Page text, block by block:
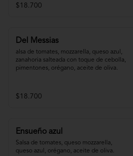
$18.700
Del Messias
alsa de tomates, mozzarella, queso azul,
zanahoria salteada con toque de cebolla,
pimentones, orégano, aceite de oliva.
$18.700
Ensueño azul
Salsa de tomates, queso mozzarella,
queso azul, orégano, aceite de oliva.